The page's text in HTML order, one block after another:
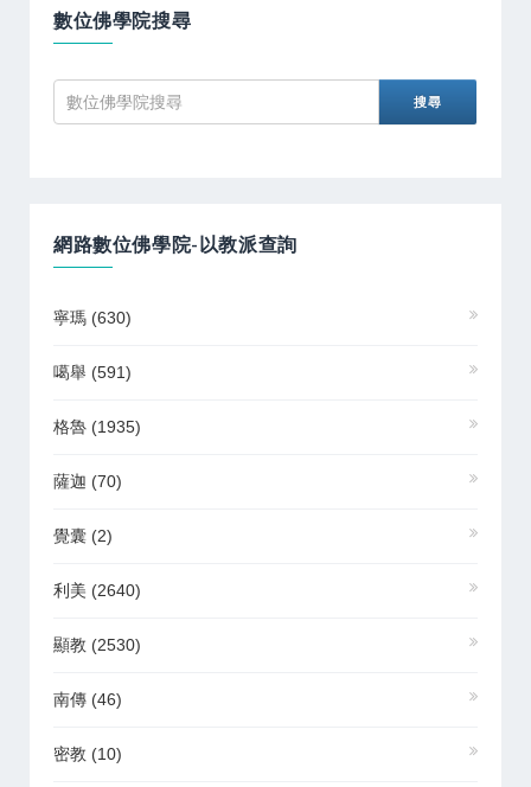
數位佛學院搜尋
網路數位佛學院-以教派查詢
寧瑪 (630)
噶舉 (591)
格魯 (1935)
薩迦 (70)
覺囊 (2)
利美 (2640)
顯教 (2530)
南傳 (46)
密教 (10)